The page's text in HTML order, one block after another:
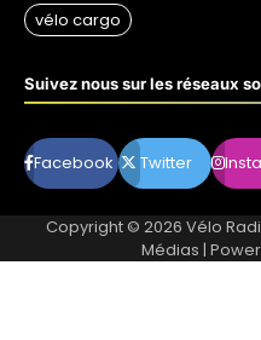
Suivez nous sur les réseaux
Facebook Twitter
Copyright © 2026 Vélo
Médias |